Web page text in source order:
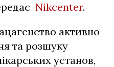
Nikcenter.
активно
та розшуку
установ,